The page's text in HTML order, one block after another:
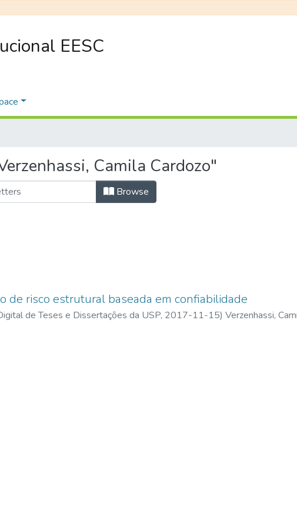
EESC
Camila Cardozo"
Browse
de risco estrutural baseada em confiabilidade
de Teses e Dissertações da USP, 2017-11-15) Verzenhassi,